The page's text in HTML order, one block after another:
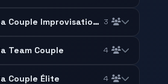
Kizomba Couple Improvisation Urban Kiz 3
Team Couple 4
Couple Élite 4